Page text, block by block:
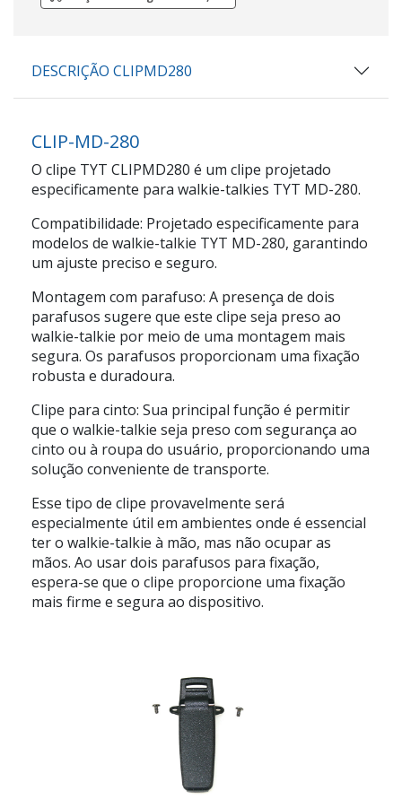
DESCRIÇÃO CLIPMD280
CLIP-MD-280
O clipe TYT CLIPMD280 é um clipe projetado
especificamente para walkie-talkies TYT MD-280.
Compatibilidade: Projetado especificamente para
modelos de walkie-talkie TYT MD-280, garantindo
um ajuste preciso e seguro.
Montagem com parafuso: A presença de dois
parafusos sugere que este clipe seja preso ao
walkie-talkie por meio de uma montagem mais
segura. Os parafusos proporcionam uma fixação
robusta e duradoura.
Clipe para cinto: Sua principal função é permitir
que o walkie-talkie seja preso com segurança ao
cinto ou à roupa do usuário, proporcionando uma
solução conveniente de transporte.
Esse tipo de clipe provavelmente será
especialmente útil em ambientes onde é essencial
ter o walkie-talkie à mão, mas não ocupar as
mãos. Ao usar dois parafusos para fixação,
espera-se que o clipe proporcione uma fixação
mais firme e segura ao dispositivo.